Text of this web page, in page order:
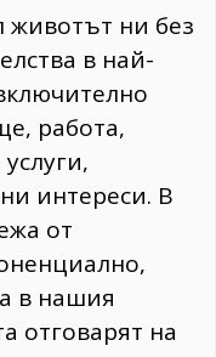
животът ни без
в най-
работа,
интереси. В
от
в нашия
отговарят на